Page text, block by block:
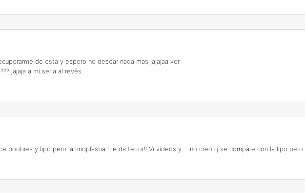
de esta y espero no desear nada mas jajajaa ver
jajaja a mi seria al revés
boobies y lipo pero la rinoplastia me da terror!! Vi vídeos y ... no creo q se compare con la lipo